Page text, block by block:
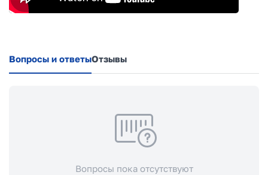
Вопросы и ответыОтзывы
Вопросы пока отсутствуют